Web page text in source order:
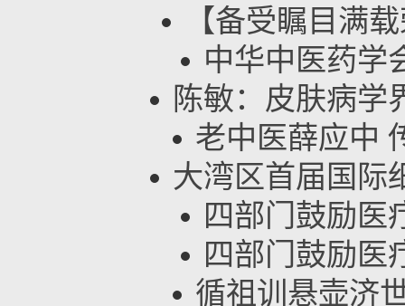
【备受瞩目满
中华中医药学
陈敏：皮肤病学
老中医薛应中
大湾区首届国际
四部门鼓励医
四部门鼓励医
循祖训悬壶济